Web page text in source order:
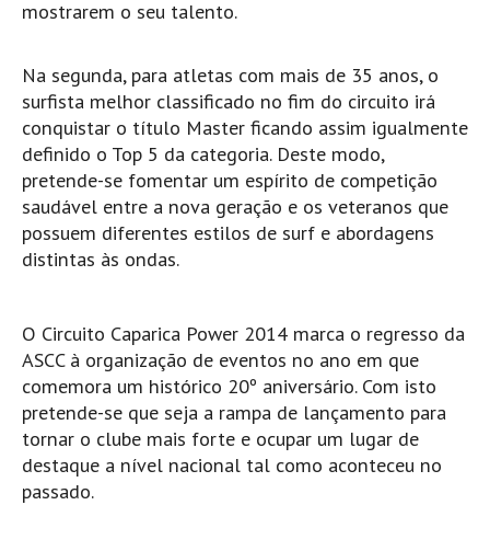
Peniche Supertubos HD
Praia do Navio HD
ERICEIRA HD
Ericeira HD
Ericeira - Ribeira D'Ilhas HD
Boardriders Ericeira HD
Ericeira Praias Sul HD
Foz do Lizandro
Praia Grande HD
Praia Grande Panorâmica HD
Guincho Norte
São Pedro do estoril
Parede
mostrarem o seu talento.
Na segunda, para atletas com mais de 35 anos, o
surfista melhor classificado no fim do circuito irá
conquistar o título Master ficando assim igualmente
definido o Top 5 da categoria. Deste modo,
pretende-se fomentar um espírito de competição
saudável entre a nova geração e os veteranos que
possuem diferentes estilos de surf e abordagens
distintas às ondas.
O Circuito Caparica Power 2014 marca o regresso da
ASCC à organização de eventos no ano em que
comemora um histórico 20º aniversário. Com isto
pretende-se que seja a rampa de lançamento para
tornar o clube mais forte e ocupar um lugar de
destaque a nível nacional tal como aconteceu no
passado.